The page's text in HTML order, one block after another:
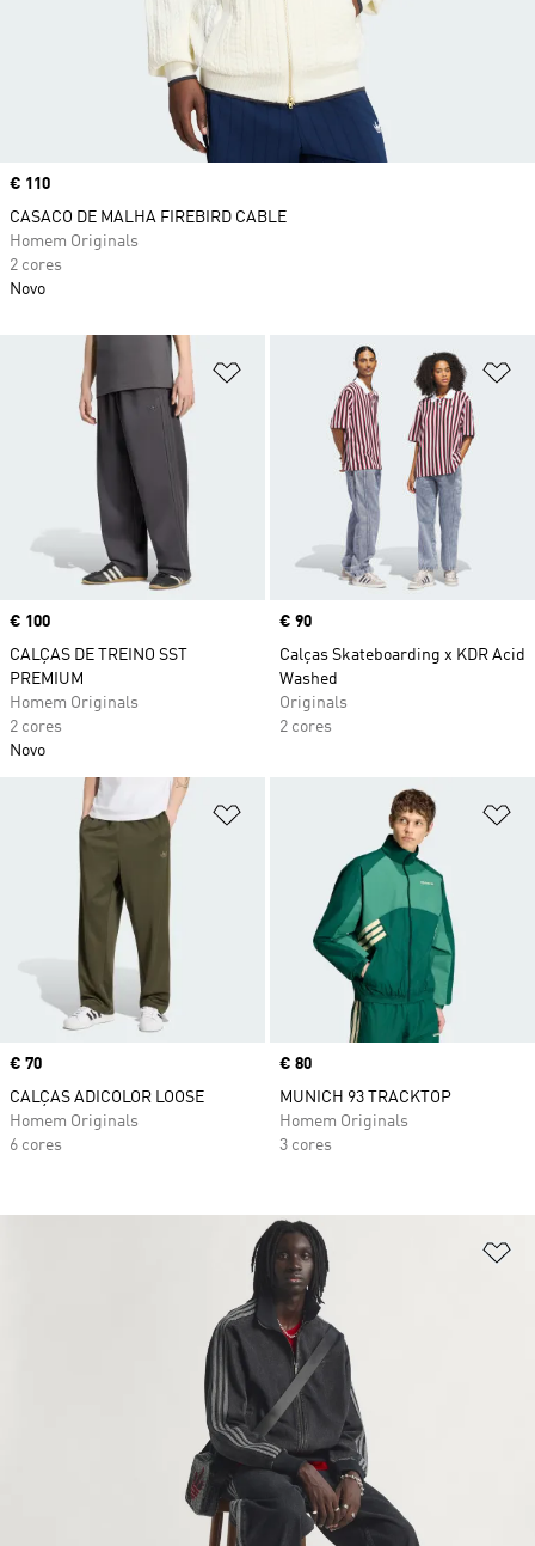
Adicionar à Lista de Desejos
Price
€ 100
CALÇAS DE TREINO SST
PREMIUM
Homem Originals
2 cores
Novo
Price
€ 90
Calças Skateboarding x KDR Acid
Washed
Originals
2 cores
Adicionar à Lista de Desejos
Price
€ 70
CALÇAS ADICOLOR LOOSE
Homem Originals
6 cores
Price
€ 80
MUNICH 93 TRACKTOP
Homem Originals
3 cores
Price
€ 110
CASACO DE MALHA FIREBIRD CABLE
Homem Originals
2 cores
Novo